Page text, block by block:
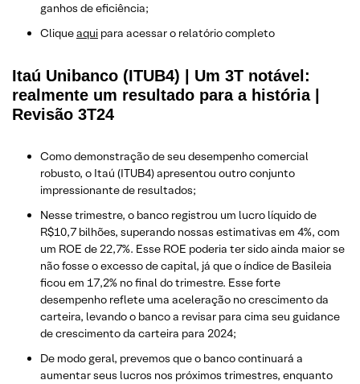
ganhos de eficiência;
Cliqueaqui para acessar o relatório completo
Itaú Unibanco (ITUB4) | Um 3T notável:
realmente um resultado para a história |
Revisão 3T24
Como demonstração de seu desempenho comercial
robusto, o Itaú (ITUB4) apresentou outro conjunto
impressionante de resultados;
Nesse trimestre, o banco registrou um lucro líquido de
R$10,7 bilhões, superando nossas estimativas em 4%, com
um ROE de 22,7%. Esse ROE poderia ter sido ainda maior se
não fosse o excesso de capital, já que o índice de Basileia
ficou em 17,2% no final do trimestre. Esse forte
desempenho reflete uma aceleração no crescimento da
carteira, levando o banco a revisar para cima seu guidance
de crescimento da carteira para 2024;
De modo geral, prevemos que o banco continuará a
aumentar seus lucros nos próximos trimestres, enquanto